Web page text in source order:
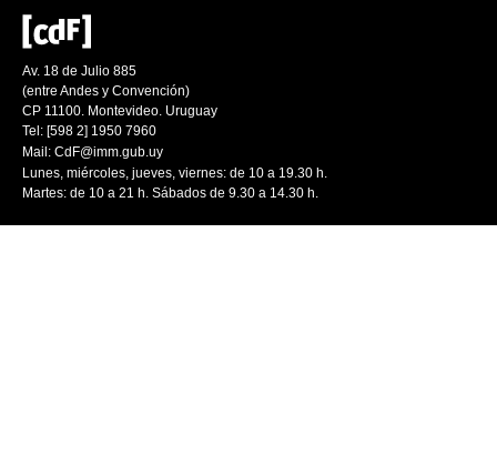
Av. 18 de Julio 885
(entre Andes y Convención)
CP 11100. Montevideo. Uruguay
Tel: [598 2] 1950 7960
Mail: CdF@imm.gub.uy
Lunes, miércoles, jueves, viernes: de 10 a 19.30 h.
Martes: de 10 a 21 h. Sábados de 9.30 a 14.30 h.